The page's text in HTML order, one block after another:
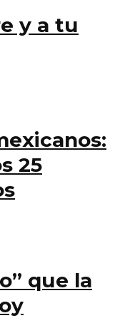
y a tu
25
que la